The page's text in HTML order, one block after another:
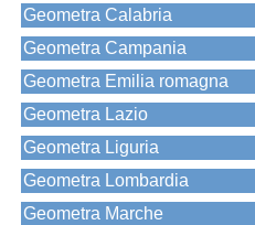
Geometra Calabria
Geometra Campania
Geometra Emilia romagna
Geometra Lazio
Geometra Liguria
Geometra Lombardia
Geometra Marche